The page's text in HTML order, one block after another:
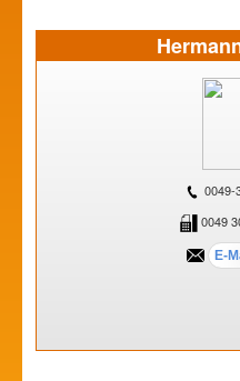
0049-
0049